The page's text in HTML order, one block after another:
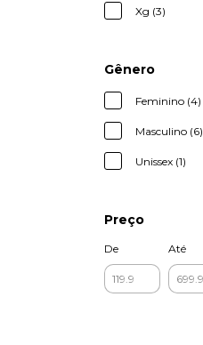
Xg (3)
Gênero
Feminino (4)
Masculino (6)
Unissex (1)
Preço
De Até